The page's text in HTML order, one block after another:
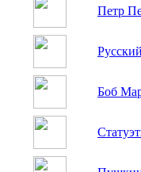
Петр
Боб